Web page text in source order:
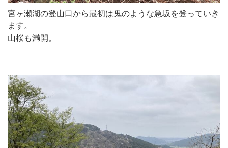
宮ヶ瀬湖の登山口から最初は鬼のような急坂を登っていき
ます。
山桜も満開。